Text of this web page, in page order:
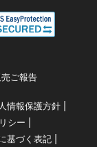
ご報告
情報保護方針|
シー |
基づく表記 |